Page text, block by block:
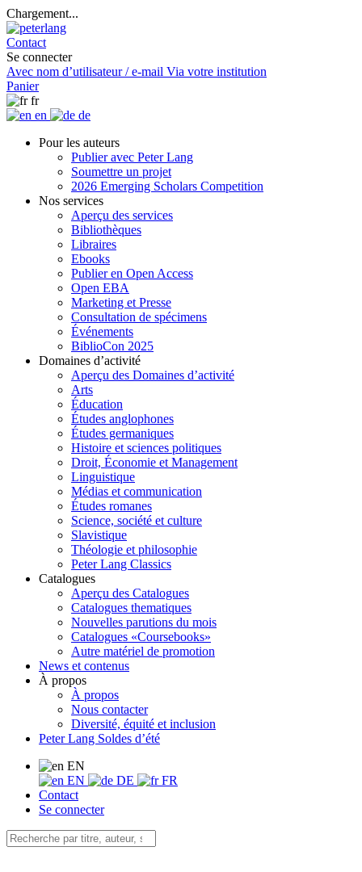
Chargement...
Contact
Se connecter
Avec nom d’utilisateur / e-mail Via votre institution
Panier
fr
en
de
Pour les auteurs
Publier avec Peter Lang
Soumettre un projet
2026 Emerging Scholars Competition
Nos services
Aperçu des services
Bibliothèques
Libraires
Ebooks
Publier en Open Access
Open EBA
Marketing et Presse
Consultation de spécimens
Événements
BiblioCon 2025
Domaines d’activité
Aperçu des Domaines d’activité
Arts
Éducation
Études anglophones
Études germaniques
Histoire et sciences politiques
Droit, Économie et Management
Linguistique
Médias et communication
Études romanes
Science, société et culture
Slavistique
Théologie et philosophie
Peter Lang Classics
Catalogues
Aperçu des Catalogues
Catalogues thematiques
Nouvelles parutions du mois
Catalogues «Coursebooks»
Autre matériel de promotion
News et contenus
À propos
À propos
Nous contacter
Diversité, équité et inclusion
Peter Lang Soldes d’été
EN
EN
DE
FR
Contact
Se connecter